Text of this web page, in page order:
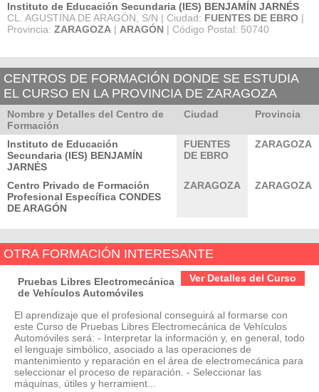
Instituto de Educación Secundaria (IES) BENJAMÍN JARNÉS
CL. AGUSTINA DE ARAGÓN, S/N | Ciudad: FUENTES DE EBRO |
Provincia: ZARAGOZA | ARAGÓN | Código Postal: 50740
CENTROS DE FORMACIÓN DONDE SE ESTUDIA
EL CURSO EN LA PROVINCIA DE ZARAGOZA
Nombre y Detalles del Centro de
Formación
Ciudad Provincia
Instituto de Educación
Secundaria (IES) BENJAMÍN
JARNÉS
FUENTES
DE EBRO
ZARAGOZA
Centro Privado de Formación
Profesional Específica CONDES
DE ARAGÓN
ZARAGOZA ZARAGOZA
OTRA FORMACIÓN INTERESANTE
Ver Detalles del Curso
Pruebas Libres Electromecánica
de Vehículos Automóviles
El aprendizaje que el profesional conseguirá al formarse con
este Curso de Pruebas Libres Electromecánica de Vehículos
Automóviles será: - Interpretar la información y, en general, todo
el lenguaje simbólico, asociado a las operaciones de
mantenimiento y reparación en el área de electromecánica para
seleccionar el proceso de reparación. - Seleccionar las
máquinas, útiles y herramient...